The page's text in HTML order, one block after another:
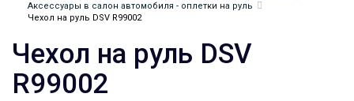
Аксессуары в салон автомобиля - оплетки на руль
Чехол на руль DSV R99002
Чехол на руль DSV
R99002